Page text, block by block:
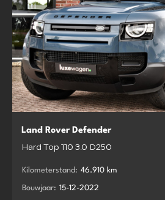
Land Rover Defender
Hard Top 110 3.0 D250
Kilometerstand: 46.910 km
Bouwjaar: 15-12-2022